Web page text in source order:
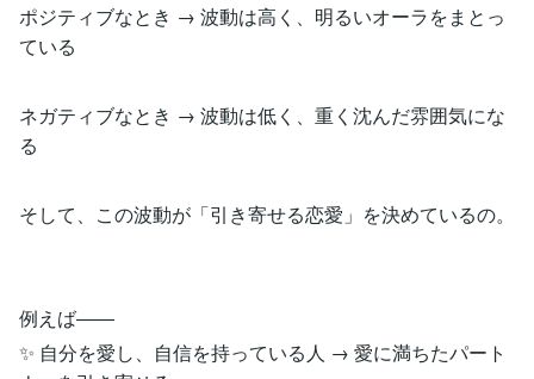
ポジティブなとき → 波動は高く、明るいオーラをまとっ
ている
ネガティブなとき → 波動は低く、重く沈んだ雰囲気にな
る
そして、この波動が「引き寄せる恋愛」を決めているの。
例えば――
✨ 自分を愛し、自信を持っている人 → 愛に満ちたパート